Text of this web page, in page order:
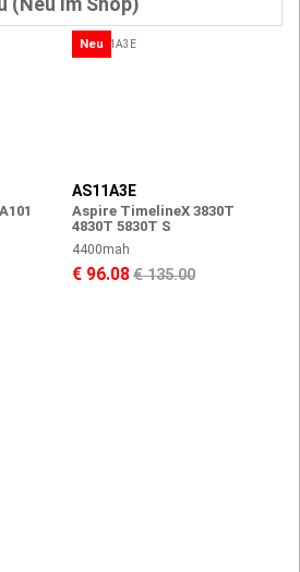
Neu
AS11A3E
Aspire TimelineX 3830T
4830T 5830T S
4400mah
€ 96.08€ 135.00